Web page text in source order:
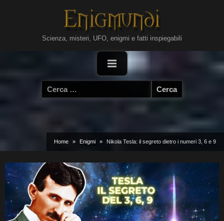
Scienza, misteri, UFO, enigmi e fatti inspiegabili
Ricerca
per:
Home Enigmi Nikola Tesla: il segreto dietro i numeri 3, 6 e 9